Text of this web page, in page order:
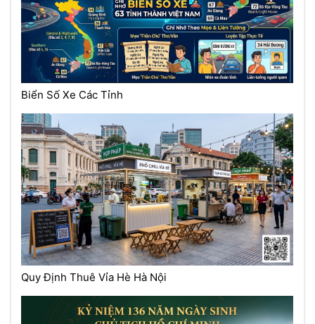
Biển Số Xe Các Tỉnh
Quy Định Thuê Vỉa Hè Hà Nội